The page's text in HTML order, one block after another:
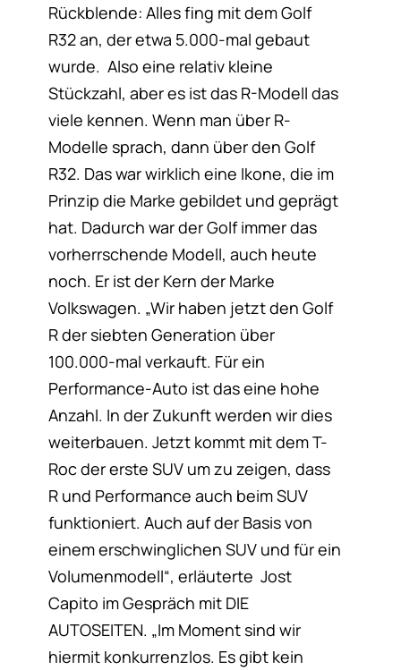
Rückblende: Alles fing mit dem Golf
R32 an, der etwa 5.000-mal gebaut
wurde. Also eine relativ kleine
Stückzahl, aber es ist das R-Modell das
viele kennen. Wenn man über R-
Modelle sprach, dann über den Golf
R32. Das war wirklich eine Ikone, die im
Prinzip die Marke gebildet und geprägt
hat. Dadurch war der Golf immer das
vorherrschende Modell, auch heute
noch. Er ist der Kern der Marke
Volkswagen. „Wir haben jetzt den Golf
R der siebten Generation über
100.000-mal verkauft. Für ein
Performance-Auto ist das eine hohe
Anzahl. In der Zukunft werden wir dies
weiterbauen. Jetzt kommt mit dem T-
Roc der erste SUV um zu zeigen, dass
R und Performance auch beim SUV
funktioniert. Auch auf der Basis von
einem erschwinglichen SUV und für ein
Volumenmodell“, erläuterte Jost
Capito im Gespräch mit DIE
AUTOSEITEN. „Im Moment sind wir
hiermit konkurrenzlos. Es gibt kein